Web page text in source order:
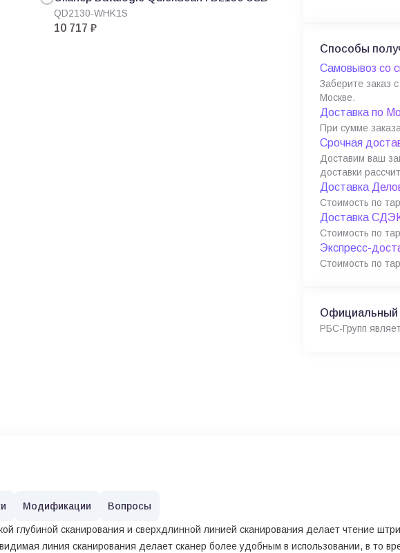
QD2130-WHK1S
10 717 ₽
Способы
Самовывоз со
Заберите заказ
Москве.
Доставка по
При сумме
Срочная
Доставим ваш
доставки
Доставка
Стоимость по
Доставка
Стоимость по
Экспресс-
Стоимость по
Официальный
РБС-Групп
Модификации Вопросы
глубиной сканирования и сверхдлинной линией сканирования делает чтение
линия сканирования делает сканер более удобным в использовании, в то